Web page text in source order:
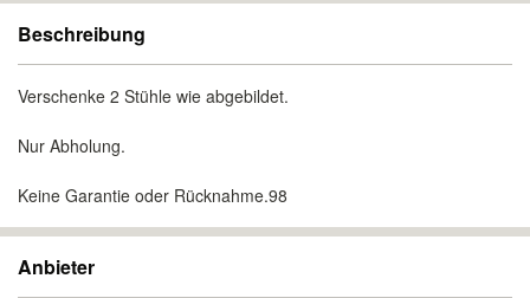
Beschreibung
Verschenke 2 Stühle wie abgebildet.
Nur Abholung.
Keine Garantie oder Rücknahme.98
Anbieter